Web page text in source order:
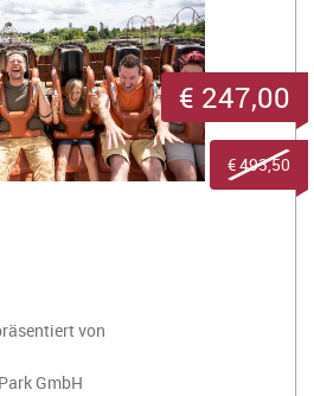
von
GmbH
€ 247,00
€ 493,50